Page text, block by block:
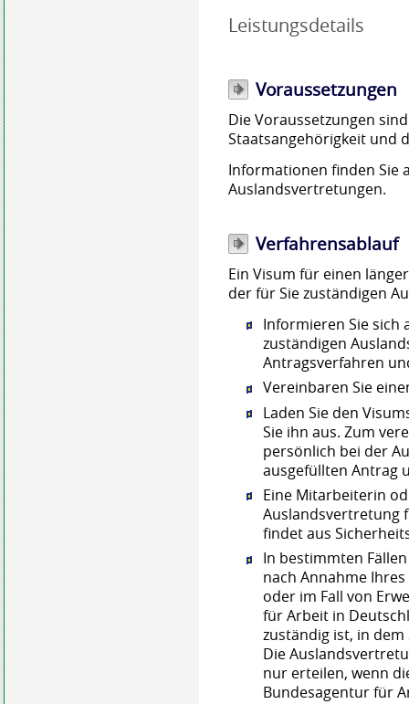
Leistungsdetails
Voraussetzungen
Die Voraussetzungen
Staatsangehörigkeit und
Informationen finden Sie
Auslandsvertretungen.
Verfahrensablauf
Ein Visum für einen
der für Sie zuständigen
Informieren Sie sich
zuständigen
Antragsverfahren
Vereinbaren Sie
Laden Sie den
Sie ihn aus. Zum
persönlich bei der
ausgefüllten Antrag
Eine Mitarbeiterin
Auslandsvertretung
findet aus
In bestimmten
nach Annahme
oder im Fall von
für Arbeit in
zuständig ist, in
Die
nur erteilen, wenn
Bundesagentur für